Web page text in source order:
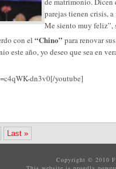
parejas tienen crisis,
Me siento muy feliz”,
con el “Chino” para renovar
este año, yo deseo que sea en
dn3v0[/youtube]
Last »
Copyright © 2010